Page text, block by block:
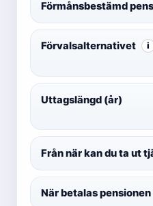
Förmånsbestämd
Förvalsalternativet i
Uttagslängd (år)
Från när kan du ta ut
När betalas